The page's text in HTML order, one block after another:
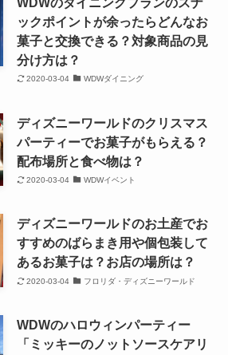
ックポイントが余ったらどんなお
菓子と交換できる？対象商品の見
分け方は？
2020-03-04 WDWダイニング
ディズニーワールドのクリスマス
パーティーでお菓子がもらえる？
配布場所と食べ物は？
2020-03-04 WDWイベント
ディズニーワールドのお土産でお
すすめのばらまき用や個包装して
あるお菓子は？お店の場所は？
2020-03-04 フロリダ・ディズニーワールド
WDWのハロウィンパーティー
「ミッキーのノットソースケアリ